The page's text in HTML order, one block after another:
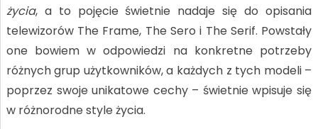
życia, a to pojęcie świetnie nadaje się do opisania
telewizorów The Frame, The Sero i The Serif. Powstały
one bowiem w odpowiedzi na konkretne potrzeby
różnych grup użytkowników, a każdych z tych modeli –
poprzez swoje unikatowe cechy – świetnie wpisuje się
w różnorodne style życia.